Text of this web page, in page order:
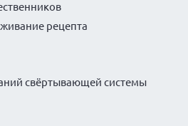
рецепта
свёртывающей системы